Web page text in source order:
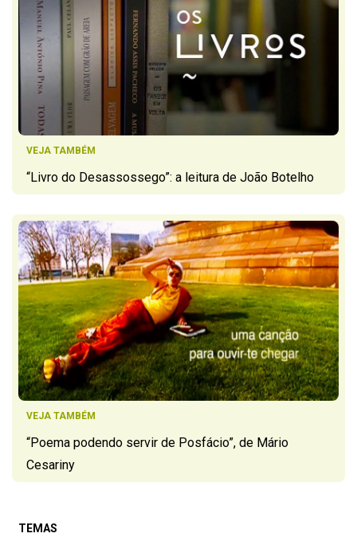
VEJA TAMBÉM
“Livro do Desassossego”: a leitura de João Botelho
VEJA TAMBÉM
“Poema podendo servir de Posfácio”, de Mário
Cesariny
TEMAS